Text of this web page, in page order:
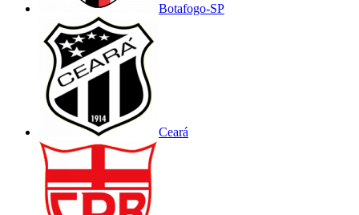
Botafogo-SP
Ceará